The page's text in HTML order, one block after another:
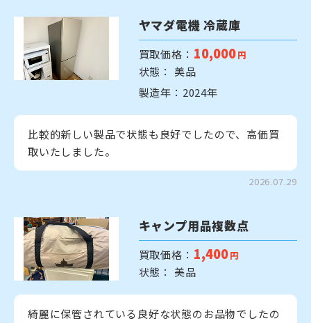
ヤマダ電機 冷蔵庫
買取価格： 10,000 円
状態： 美品
製造年：2024年
比較的新しい製品で状態も良好でしたので、高価買
取いたしました。
2026.07.29
キャンプ用品複数点
買取価格： 1,400 円
状態： 美品
綺麗に保管されている良好な状態のお品物でしたの